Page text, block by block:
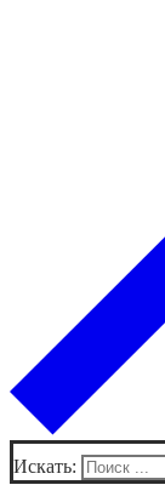
Искать: